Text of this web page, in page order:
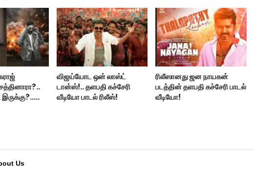
இருக்கு?..
விஜய்யோட ஒன் லாஸ்ட்
டான்ஸ்!.. தளபதி கச்சேரி
வீடியோ பாடல் ரிலீஸ்!
ரிலீஸானது ஜன நாயகன்
படத்தின் தளபதி கச்சேரி பாடல்
வீடியோ!
Us